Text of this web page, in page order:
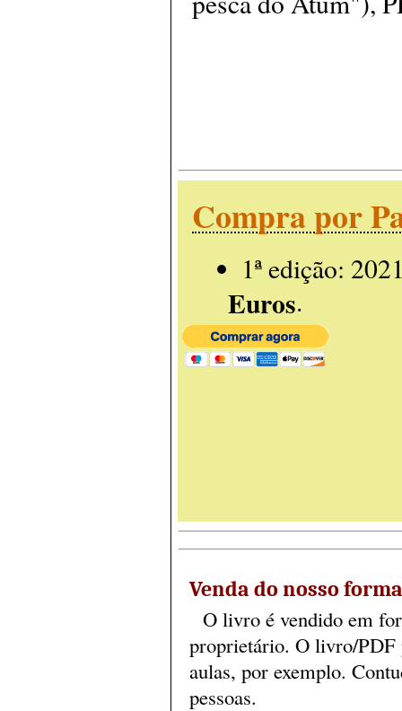
Compra por
1ª edição:
Euros.
Venda do nosso
O livro é vendido em
proprietário. O livro/PDF
aulas, por exemplo.
pessoas.